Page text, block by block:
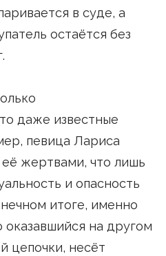
в суде, а
остаётся без
даже известные
певица Лариса
жертвами, что лишь
и опасность
итоге, именно
оказавшийся на другом
цепочки, несёт